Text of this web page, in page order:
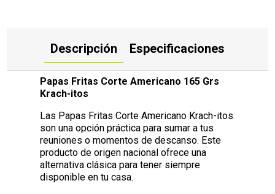
Descripción Especificaciones
Papas Fritas Corte Americano 165 Grs
Krach-itos
Las Papas Fritas Corte Americano Krach-itos
son una opción práctica para sumar a tus
reuniones o momentos de descanso. Este
producto de origen nacional ofrece una
alternativa clásica para tener siempre
disponible en tu casa.